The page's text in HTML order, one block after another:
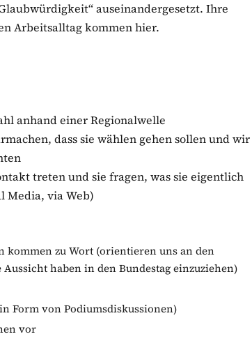
auseinandergesetzt. Ihre
Arbeitsalltag kommen hier.
anhand einer Regionalwelle
dass sie wählen gehen sollen und wir
treten und sie fragen, was sie eigentlich
Media, via Web)
kommen zu Wort (orientieren uns an den
haben in den Bundestag einzuziehen)
Form von Podiumsdiskussionen)
vor